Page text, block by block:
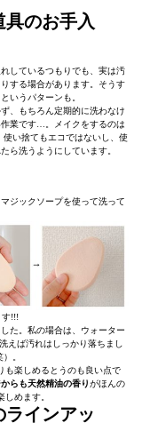
のお手入
しているつもりでも、実は汚
する場合があります。そうす
いうパターンも。
、もちろん定期的に洗わなけ
業です…。メイクをするのは
い捨てもエコではないし、使
ら洗うようにしています。
ジックソープを使って洗って
す!!!
た。私の場合は、ウォーター
えば汚れはしっかり落ちまし
。
も楽しめるとうのも良い点で
らも天然精油の香りがほんの
めます。
インアッ